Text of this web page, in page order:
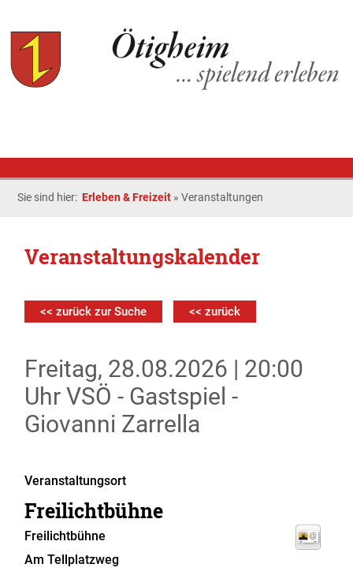
Sie sind hier: Erleben & Freizeit »Veranstaltungen
Veranstaltungskalender
<< zurück zur Suche << zurück
Freitag, 28.08.2026 | 20:00
Uhr VSÖ - Gastspiel -
Giovanni Zarrella
Veranstaltungsort
Freilichtbühne
Freilichtbühne
Am Tellplatzweg